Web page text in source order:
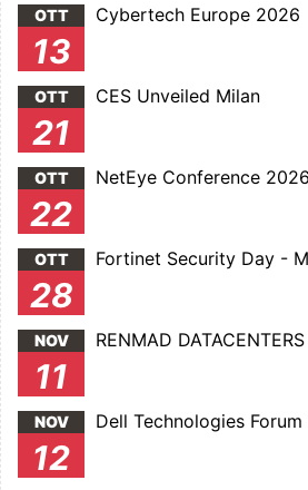
OTT
13
Cybertech Europe 2026
OTT
21
CES Unveiled Milan
OTT
22
NetEye Conference 2026
OTT
28
Fortinet Security Day -
NOV
11
RENMAD
NOV
12
Dell Technologies